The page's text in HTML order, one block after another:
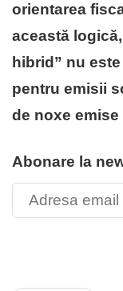
orientarea
această
hibrid” nu
pentru emisii
de noxe emise
Abonare la